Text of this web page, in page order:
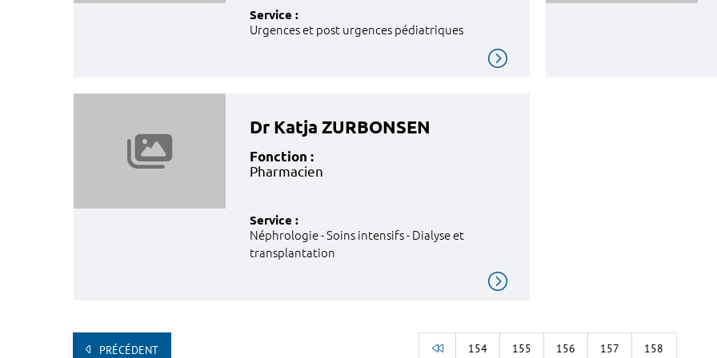
Service :
Urgences et post urgences pédiatriques
Dr Katja ZURBONSEN
Fonction :
Pharmacien
Service :
Néphrologie - Soins intensifs - Dialyse et
transplantation
PRÉCÉDENT 154 155 156 157 158